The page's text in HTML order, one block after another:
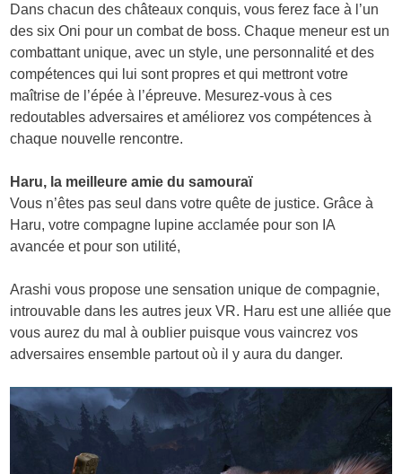
Dans chacun des châteaux conquis, vous ferez face à l’un
des six Oni pour un combat de boss. Chaque meneur est un
combattant unique, avec un style, une personnalité et des
compétences qui lui sont propres et qui mettront votre
maîtrise de l’épée à l’épreuve. Mesurez-vous à ces
redoutables adversaires et améliorez vos compétences à
chaque nouvelle rencontre.
Haru, la meilleure amie du samouraï
Vous n’êtes pas seul dans votre quête de justice. Grâce à
Haru, votre compagne lupine acclamée pour son IA
avancée et pour son utilité,
Arashi vous propose une sensation unique de compagnie,
introuvable dans les autres jeux VR. Haru est une alliée que
vous aurez du mal à oublier puisque vous vaincrez vos
adversaires ensemble partout où il y aura du danger.